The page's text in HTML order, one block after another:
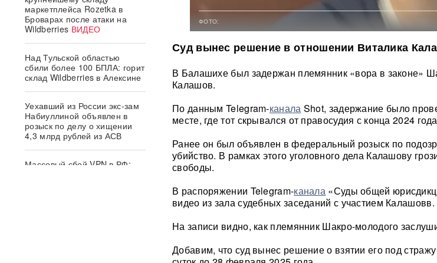
маркетплейса Rozetka в
Броварах после атаки на
Wildberries ВИДЕО
Над Тульской областью
сбили более 100 БПЛА: горит
склад Wildberries в Алексине
Уехавший из России экс-зам
Набиуллиной объявлен в
розыск по делу о хищении
4,3 млрд рублей из АСВ
Массовый сбой VPN в РФ:
ФОТО:
Суд вынес решение в отношении Виталика
В Балашихе был задержан племянник «вора в законе»
Калашов.
По данным Telegram-канала Shot, задержание было
месте, где тот скрывался от правосудия с конца 2024
Ранее он был объявлен в федеральный розыск по
убийство. В рамках этого уголовного дела Калашову
свободы.
В распоряжении Telegram-канала «Суды общей
видео из зала судебных заседаний с участием Калашовв.
На записи видно, как племянник Шакро-молодого
Добавим, что суд вынес решение о взятии его под